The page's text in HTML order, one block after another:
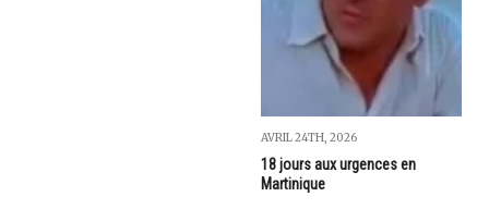
AVRIL 24TH, 2026
18 jours aux urgences en
Martinique